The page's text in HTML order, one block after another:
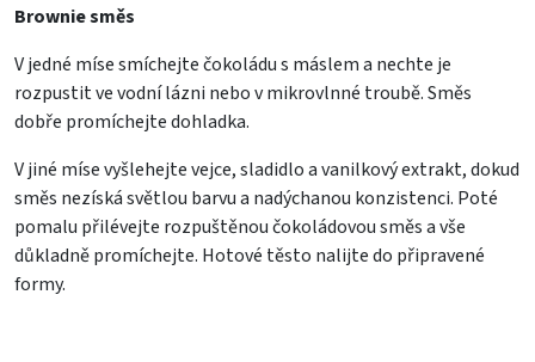
Brownie směs
V jedné míse smíchejte čokoládu s máslem a nechte je
rozpustit ve vodní lázni nebo v mikrovlnné troubě. Směs
dobře promíchejte dohladka.
V jiné míse vyšlehejte vejce, sladidlo a vanilkový extrakt, dokud
směs nezíská světlou barvu a nadýchanou konzistenci. Poté
pomalu přilévejte rozpuštěnou čokoládovou směs a vše
důkladně promíchejte. Hotové těsto nalijte do připravené
formy.